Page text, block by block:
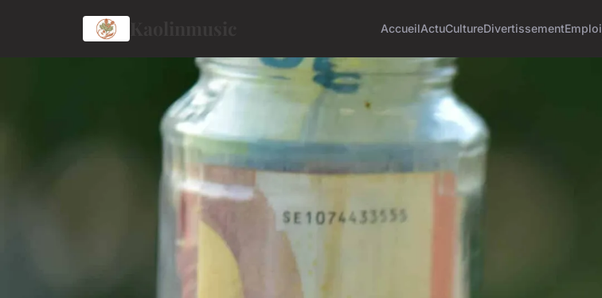
AccueilActuCultureDivertissementEmploi